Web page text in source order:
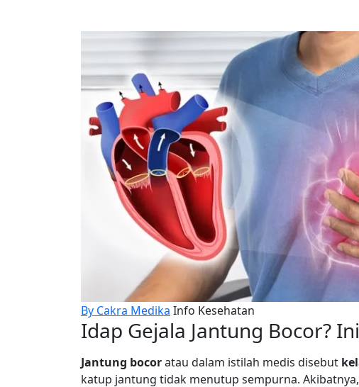
By Cakra Medika Info Kesehatan
Idap Gejala Jantung Bocor?
Jantung bocoratau dalam istilah medis disebut
katup jantung tidak menutup sempurna.